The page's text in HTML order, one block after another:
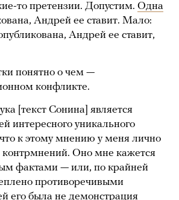
то претензии. Допустим. Одна
Андрей ее ставит. Мало:
Андрей ее ставит,
понятно о чем —
конфликте.
[текст Сонина] является
интересного уникального
к этому мнению у меня лично
контрмнений. Оно мне кажется
фактами — или, по крайней
противоречивыми
его была не демонстрация